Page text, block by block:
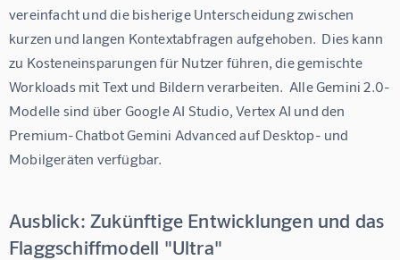
vereinfacht und die bisherige Unterscheidung zwischen
kurzen und langen Kontextabfragen aufgehoben.  Dies kann
zu Kosteneinsparungen für Nutzer führen, die gemischte
Workloads mit Text und Bildern verarbeiten.  Alle Gemini 2.0-
Modelle sind über Google AI Studio, Vertex AI und den
Premium-Chatbot Gemini Advanced auf Desktop- und
Mobilgeräten verfügbar.
Ausblick: Zukünftige Entwicklungen und das
Flaggschiffmodell "Ultra"